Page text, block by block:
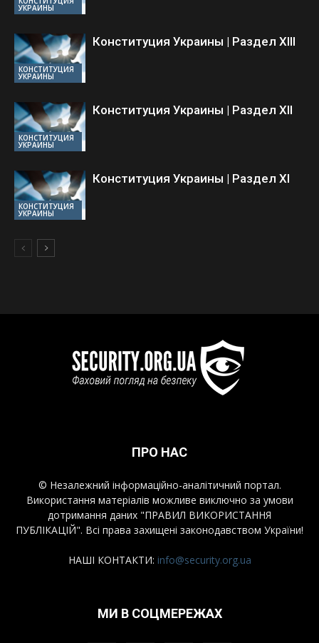
УКРАИНЫ
КОНСТИТУЦИЯ
УКРАИНЫ
Конституция Украины | Раздел ХIII
КОНСТИТУЦИЯ
УКРАИНЫ
Конституция Украины | Раздел ХII
КОНСТИТУЦИЯ
УКРАИНЫ
Конституция Украины | Раздел ХI
ПРО НАС
© Незалежний інформаційно-аналітичний портал.
Використання матеріалів можливе виключно за умови
дотримання даних "ПРАВИЛ ВИКОРИСТАННЯ
ПУБЛІКАЦІЙ". Всі права захищені законодавством України!
НАШІ КОНТАКТИ: info@security.org.ua
МИ В СОЦМЕРЕЖАХ